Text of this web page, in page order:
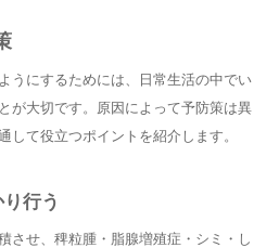
うにするためには、日常生活の中でい
が大切です。原因によって予防策は異
して役立つポイントを紹介します。
行う
させ、稗粒腫・脂腺増殖症・シミ・し